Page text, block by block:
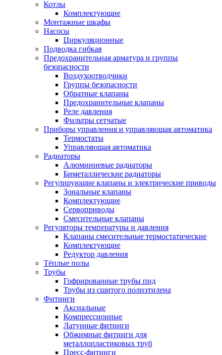
Котлы
Комплектующие
Монтажные шкафы
Насосы
Циркуляционные
Подводка гибкая
Предохранительная арматура и группы
безопасности
Воздухоотводчики
Группы безопасности
Обратные клапаны
Предохранительные клапаны
Реле давления
Фильтры сетчатые
Приборы управления и управляющая автоматика
Термостаты
Управляющая автоматика
Радиаторы
Алюминиевые радиаторы
Биметаллические радиаторы
Регулирующие клапаны и электрические приводы
Зональные клапаны
Комплектующие
Сервоприводы
Смесительные клапаны
Регуляторы температуры и давления
Клапаны смесительные термостатические
Комплектующие
Редуктор давления
Тёплые полы
Трубы
Гофрированные трубы пнд
Трубы из сшитого полиэтилена
Фитинги
Аксиальные
Компрессионные
Латунные фитинги
Обжимные фитинги для
металлопластиковых труб
Пресс-фитинги